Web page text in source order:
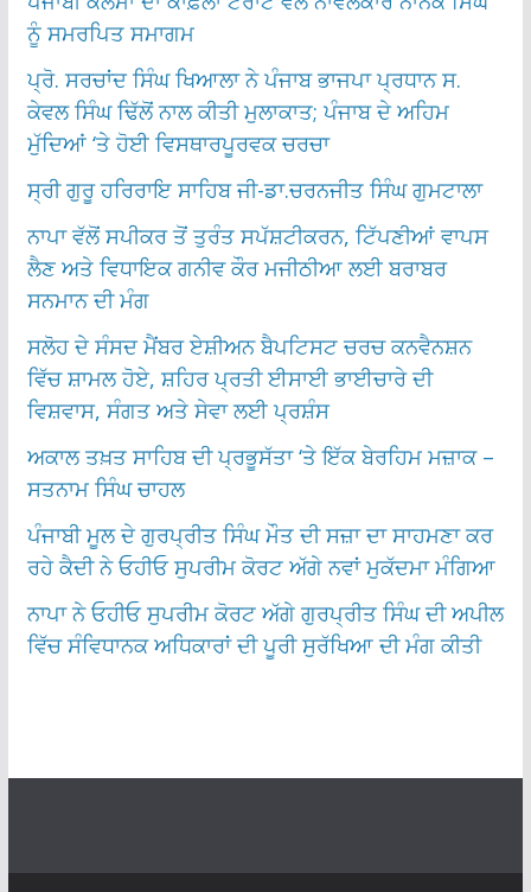
ਨੂੰ ਸਮਰਪਿਤ ਸਮਾਗਮ
ਪ੍ਰੋ. ਸਰਚਾਂਦ ਸਿੰਘ ਖਿਆਲਾ ਨੇ ਪੰਜਾਬ ਭਾਜਪਾ ਪ੍ਰਧਾਨ ਸ.
ਕੇਵਲ ਸਿੰਘ ਢਿੱਲੋਂ ਨਾਲ ਕੀਤੀ ਮੁਲਾਕਾਤ; ਪੰਜਾਬ ਦੇ ਅਹਿਮ
ਮੁੱਦਿਆਂ ‘ਤੇ ਹੋਈ ਵਿਸਥਾਰਪੂਰਵਕ ਚਰਚਾ
ਸ੍ਰੀ ਗੁਰੂ ਹਰਿਰਾਇ ਸਾਹਿਬ ਜੀ-ਡਾ.ਚਰਨਜੀਤ ਸਿੰਘ ਗੁਮਟਾਲਾ
ਨਾਪਾ ਵੱਲੋਂ ਸਪੀਕਰ ਤੋਂ ਤੁਰੰਤ ਸਪੱਸ਼ਟੀਕਰਨ, ਟਿੱਪਣੀਆਂ ਵਾਪਸ
ਲੈਣ ਅਤੇ ਵਿਧਾਇਕ ਗਨੀਵ ਕੌਰ ਮਜੀਠੀਆ ਲਈ ਬਰਾਬਰ
ਸਨਮਾਨ ਦੀ ਮੰਗ
ਸਲੋਹ ਦੇ ਸੰਸਦ ਮੈਂਬਰ ਏਸ਼ੀਅਨ ਬੈਪਟਿਸਟ ਚਰਚ ਕਨਵੈਨਸ਼ਨ
ਵਿੱਚ ਸ਼ਾਮਲ ਹੋਏ, ਸ਼ਹਿਰ ਪ੍ਰਤੀ ਈਸਾਈ ਭਾਈਚਾਰੇ ਦੀ
ਵਿਸ਼ਵਾਸ, ਸੰਗਤ ਅਤੇ ਸੇਵਾ ਲਈ ਪ੍ਰਸ਼ੰਸ
ਅਕਾਲ ਤਖ਼ਤ ਸਾਹਿਬ ਦੀ ਪ੍ਰਭੂਸੱਤਾ ‘ਤੇ ਇੱਕ ਬੇਰਹਿਮ ਮਜ਼ਾਕ –
ਸਤਨਾਮ ਸਿੰਘ ਚਾਹਲ
ਪੰਜਾਬੀ ਮੂਲ ਦੇ ਗੁਰਪ੍ਰੀਤ ਸਿੰਘ ਮੌਤ ਦੀ ਸਜ਼ਾ ਦਾ ਸਾਹਮਣਾ ਕਰ
ਰਹੇ ਕੈਦੀ ਨੇ ਓਹੀਓ ਸੁਪਰੀਮ ਕੋਰਟ ਅੱਗੇ ਨਵਾਂ ਮੁਕੱਦਮਾ ਮੰਗਿਆ
ਨਾਪਾ ਨੇ ਓਹੀਓ ਸੁਪਰੀਮ ਕੋਰਟ ਅੱਗੇ ਗੁਰਪ੍ਰੀਤ ਸਿੰਘ ਦੀ ਅਪੀਲ
ਵਿੱਚ ਸੰਵਿਧਾਨਕ ਅਧਿਕਾਰਾਂ ਦੀ ਪੂਰੀ ਸੁਰੱਖਿਆ ਦੀ ਮੰਗ ਕੀਤੀ